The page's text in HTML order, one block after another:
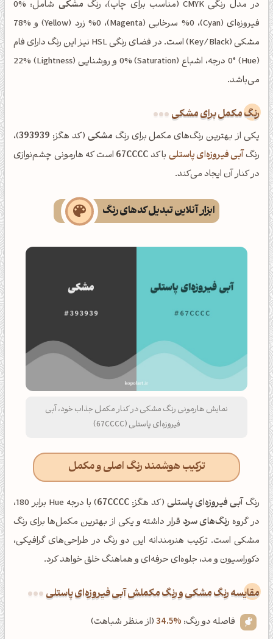
در مدل رنگی CMYK (مناسب برای چاپ)، رنگ مشکی
شامل: %0
فیروزه‌ای (Cyan)، %0 سرخابی (Magenta)، %0 زرد (Yellow) و %78
مشکی (Key/Black) است. در فضای رنگی HSL نیز این رنگ دارای فام
(Hue) 0° درجه، اشباع (Saturation) 0% و روشنایی (Lightness) 22%
می‌باشد.
رنگ مکمل برای مشکی
یکی از بهترین رنگ‌های مکمل برای رنگ مشکی (کد هگز: 393939)،
رنگ آبی فیروزه‌ای پاستلی با کد67CCCC است که هارمونی چشم‌نوازی
در کنار آن ایجاد می‌کند.
ابزار آنلاین تبدیل کدهای رنگ
نمایش هارمونی رنگ مشکی در کنار مکمل جذاب خود، آبی
فیروزه‌ای پاستلی (67CCCC)
ترکیب هوشمند رنگ اصلی و مکمل
رنگآبی فیروزه‌ای پاستلی (کد هگز: 67CCCC
) با درجه Hue برابر 180،
در گروه رنگ‌های سرد قرار داشته و یکی از بهترین مکمل‌ها برای رنگ
مشکی است. ترکیب هنرمندانه این دو رنگ در طراحی‌های گرافیکی،
دکوراسیون و مد، جلوه‌ای حرفه‌ای و هماهنگ خلق خواهد کرد.
‌مقایسه رنگ مشکی و رنگ مکملش آبی فیروزه‌ای پاستلی
فاصله دو رنگ: 34.5%(از منظر شباهت)